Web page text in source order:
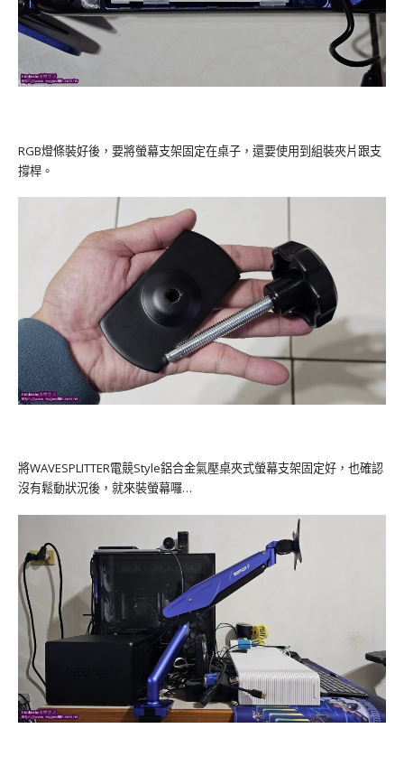
RGB燈條裝好後，要將螢幕支架固定在桌子，還要使用到組裝夾片跟支
撐桿。
將WAVESPLITTER電競Style鋁合金氣壓桌夾式螢幕支架固定好，也確認
沒有鬆動狀況後，就來裝螢幕囉…